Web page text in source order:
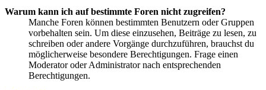
Warum kann ich auf bestimmte Foren nicht zugreifen?
Manche Foren können bestimmten Benutzern oder Gruppen
vorbehalten sein. Um diese einzusehen, Beiträge zu lesen, zu
schreiben oder andere Vorgänge durchzuführen, brauchst du
möglicherweise besondere Berechtigungen. Frage einen
Moderator oder Administrator nach entsprechenden
Berechtigungen.